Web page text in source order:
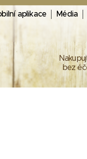
aplikace Média
bez